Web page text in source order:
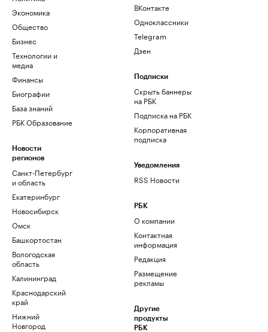
Экономика
Общество
Бизнес
Технологии и
медиа
Финансы
Биографии
База знаний
РБК Образование
Новости
регионов
Санкт-Петербург
и область
Екатеринбург
Новосибирск
Омск
Башкортостан
Вологодская
область
Калининград
Краснодарский
край
Нижний
Новгород
ВКонтакте
Одноклассники
Telegram
Дзен
Подписки
Скрыть баннеры
на РБК
Подписка на РБК
Корпоративная
подписка
Уведомления
RSS Новости
РБК
О компании
Контактная
информация
Редакция
Размещение
рекламы
Другие
продукты
РБК